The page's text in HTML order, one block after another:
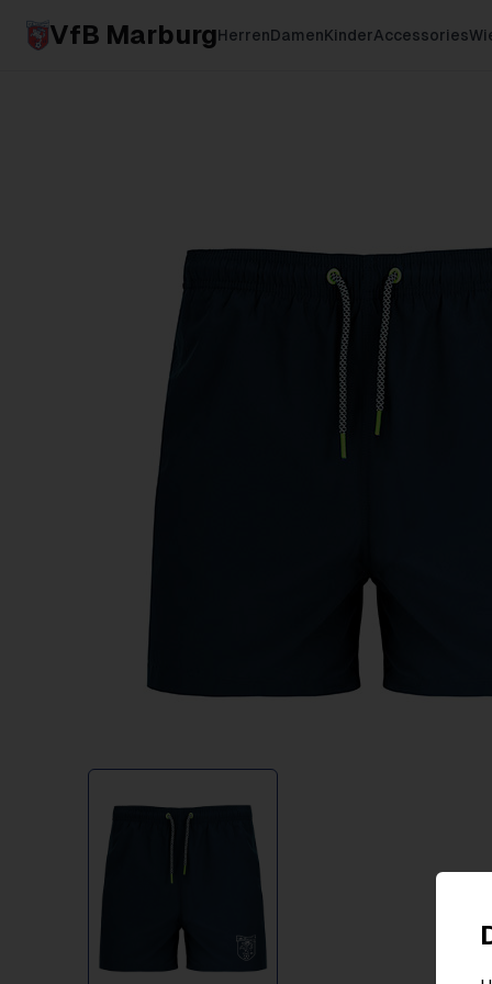
VfB MarburgHerrenDamenKinderAccessories